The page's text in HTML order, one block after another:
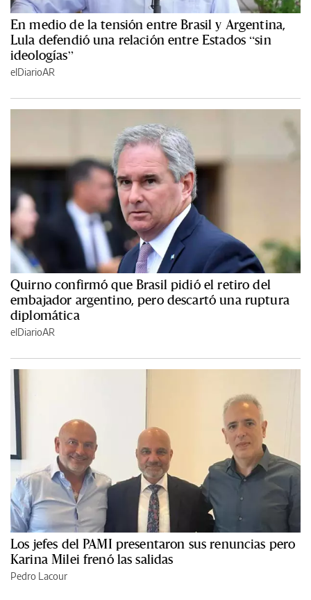
En medio de la tensión entre Brasil y Argentina,
Lula defendió una relación entre Estados “sin
ideologías”
elDiarioAR
Quirno confirmó que Brasil pidió el retiro del
embajador argentino, pero descartó una ruptura
diplomática
elDiarioAR
Los jefes del PAMI presentaron sus renuncias pero
Karina Milei frenó las salidas
Pedro Lacour